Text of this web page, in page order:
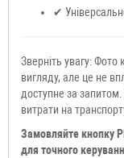
✔
Зверніть увагу: Фото
вигляду, але це не
доступне за
витрати на
Замовляйте кнопку
для точного